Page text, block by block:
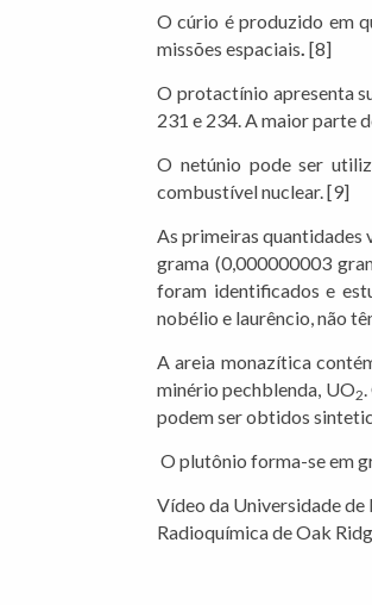
O cúrio é produzido em
missões espaciais. [8]
O protactínio apresenta
231 e 234. A maior parte
O netúnio pode ser
combustível nuclear. [9]
As primeiras quantidades
grama (0,000000003
foram identificados e
nobélio e laurêncio, não
A areia monazítica
minério pechblenda, UO2
podem ser obtidos
O plutônio forma-se em
Vídeo da Universidade
Radioquímica de Oak